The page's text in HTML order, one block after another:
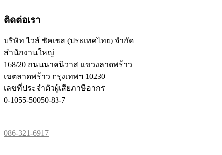
ติดต่อเรา
บริษัท ไวส์ ซัคเซส (ประเทศไทย) จำกัด
สำนักงานใหญ่
168/20 ถนนนาคนิวาส แขวงลาดพร้าว
เขตลาดพร้าว กรุงเทพฯ 10230
เลขที่ประจำตัวผู้เสียภาษีอากร
0-1055-50050-83-7
086-321-6917